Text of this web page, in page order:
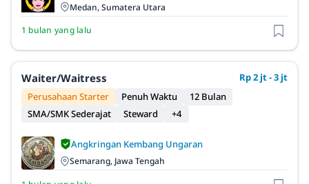
Medan, Sumatera Utara
1 bulan yang lalu
Waiter/Waitress
Rp 2 jt - 3 jt
Perusahaan Starter
Penuh Waktu
12 Bulan
SMA/SMK Sederajat
Steward +4
Angkringan Kembang Ungaran
Semarang, Jawa Tengah